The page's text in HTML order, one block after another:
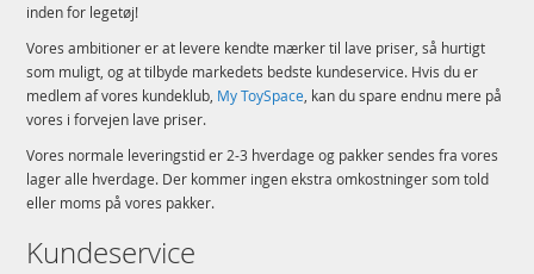
inden for legetøj!
Vores ambitioner er at levere kendte mærker til lave priser, så hurtigt
som muligt, og at tilbyde markedets bedste kundeservice. Hvis du er
medlem af vores kundeklub, My ToySpace, kan du spare endnu mere på
vores i forvejen lave priser.
Vores normale leveringstid er 2-3 hverdage og pakker sendes fra vores
lager alle hverdage. Der kommer ingen ekstra omkostninger som told
eller moms på vores pakker.
Kundeservice